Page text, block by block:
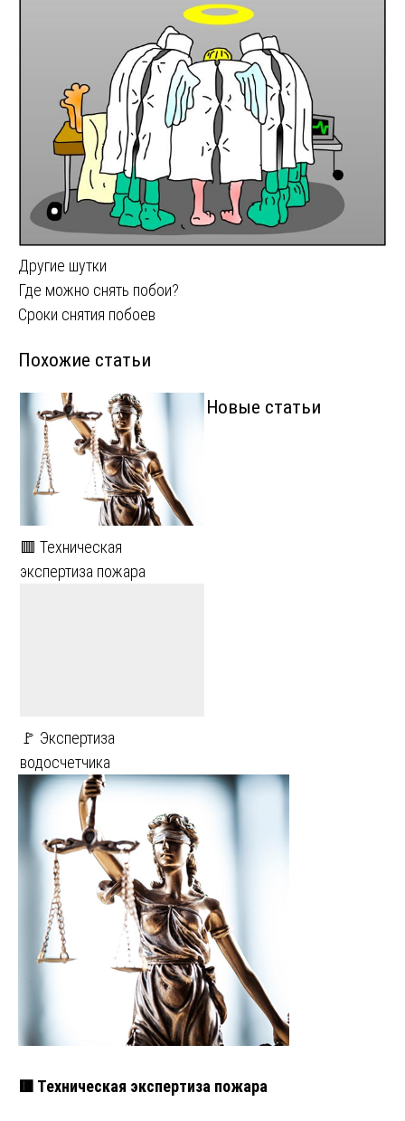
Другие шутки
Навигация
по
записям
Где можно снять побои?
Сроки снятия побоев
Похожие статьи
🟥 Техническая
экспертиза пожара
🚩 Экспертиза
водосчетчика
Новые статьи
🟥 Техническая экспертиза пожара